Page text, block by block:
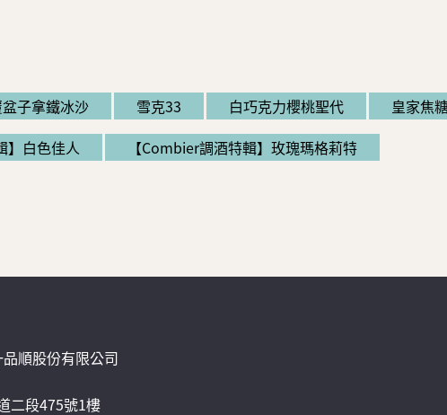
子拿鐵冰沙 雪克33 白巧克力櫻桃聖代 皇家焦
】白色佳人 【Combier調酒特輯】玫瑰瑪格莉特
順股份有限公司
二段475號1樓